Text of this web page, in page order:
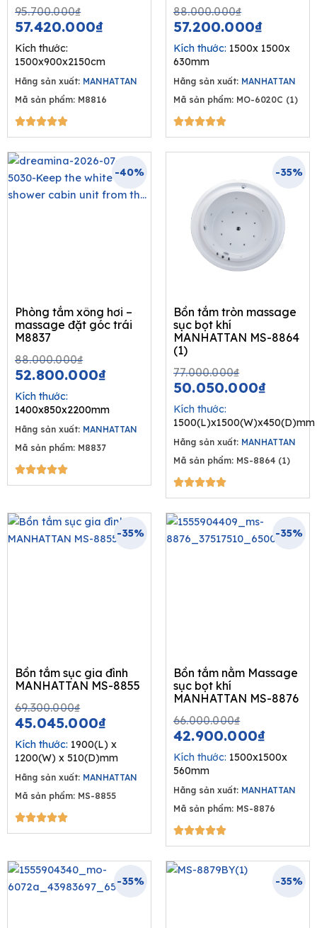
95.700.000₫Original
price
95.700.000₫.
57.420.000₫price
57.420.000₫.
Kích thước:
1500x900x2150cm
Hãng sản xuất: MANHATTAN
Mã sản phẩm: M8816
5/5
88.000.000₫Original
price
was:
57.200.000₫price
is:
Kích thước: 1500x 1500x
630mm
Hãng sản xuất: MANHATTAN
Mã sản phẩm: MO-6020C (1)
5/5
-40%
Phòng tắm xông hơi –
massage đặt góc trái
M8837
88.000.000₫Original
price
88.000.000₫.
52.800.000₫price
52.800.000₫.
Kích thước:
1400x850x2200mm
Hãng sản xuất: MANHATTAN
Mã sản phẩm: M8837
5/5
-35%
Bồn tắm tròn massage
sục bọt khí
MANHATTAN MS-8864
(1)
77.000.000₫Original
price
50.050.000₫price
Kích thước:
1500(L)x1500(W)x450(D)mm
Hãng sản xuất: MANHATTAN
Mã sản phẩm: MS-8864 (1)
5/5
-35%
Bồn tắm sục gia đình
MANHATTAN MS-8855
69.300.000₫Original
price
was:
69.300.000₫.
45.045.000₫price
is:
45.045.000₫.
Kích thước: 1900(L) x
1200(W) x 510(D)mm
Hãng sản xuất: MANHATTAN
Mã sản phẩm: MS-8855
5/5
-35%
Bồn tắm nằm Massage
sục bọt khí
MANHATTAN MS-8876
66.000.000₫Original
price
was:
42.900.000₫price
is:
Kích thước: 1500x1500x
560mm
Hãng sản xuất: MANHATTAN
Mã sản phẩm: MS-8876
5/5
-35% -35%